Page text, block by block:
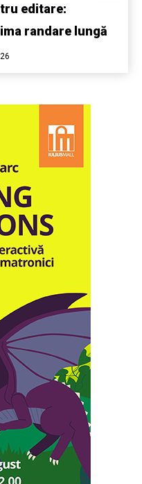
editare:
randare lungă